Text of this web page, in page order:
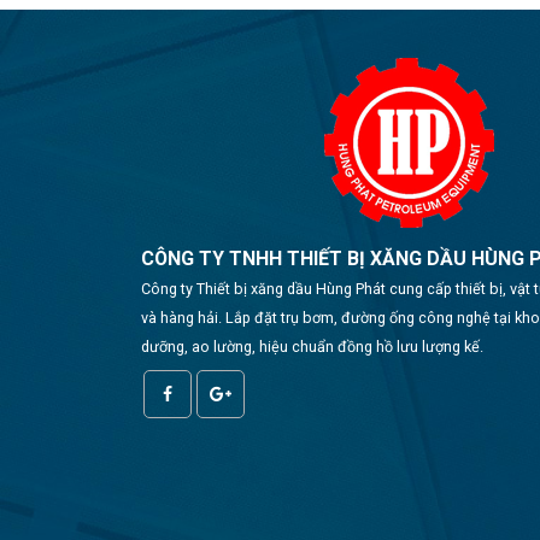
CÔNG TY TNHH THIẾT BỊ XĂNG DẦU HÙNG
Công ty Thiết bị xăng dầu Hùng Phát cung cấp thiết bị, vật
và hàng hải. Lắp đặt trụ bơm, đường ống công nghệ tại
dưỡng, ao lường, hiệu chuẩn đồng hồ lưu lượng kế.